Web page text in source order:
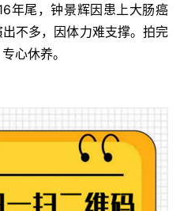
年尾，钟景辉因患上大肠癌
不多，因体力难支撑。拍完
心休养。